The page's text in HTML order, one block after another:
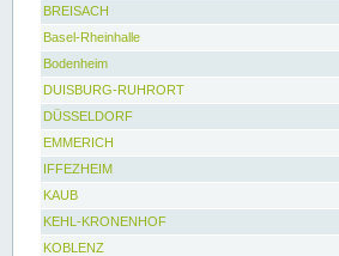
BREISACH
Basel-Rheinhalle
Bodenheim
DUISBURG-RUHRORT
DÜSSELDORF
EMMERICH
IFFEZHEIM
KAUB
KEHL-KRONENHOF
KOBLENZ